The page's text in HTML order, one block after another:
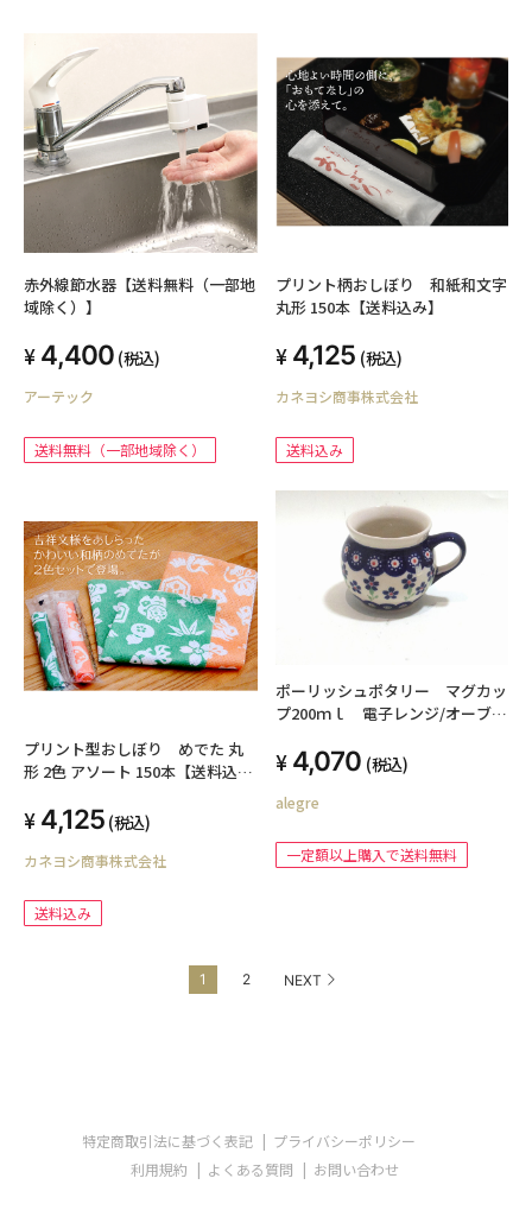
赤外線節水器【送料無料（一部地
域除く）】
4,400 (税込)
アーテック
送料無料（一部地域除く）
プリント柄おしぼり 和紙和文字
丸形 150本【送料込み】
4,125 (税込)
カネヨシ商事株式会社
送料込み
プリント型おしぼり めでた 丸
形 2色 アソート 150本【送料込
4,125 (税込)
カネヨシ商事株式会社
送料込み
ポーリッシュポタリー マグカッ
プ200ｍｌ 電子レンジ/オーブ
4,070 (税込)
alegre
一定額以上購入で送料無料
1 2 NEXT
特定商取引法に基づく表記
プライバシーポリシー
利用規約
よくある質問 お問い合わせ